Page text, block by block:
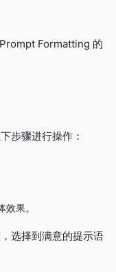
Formatting 的
步骤进行操作：
果。
选择到满意的提示语